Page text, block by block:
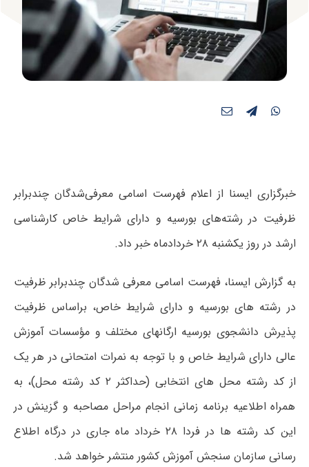
خبرگزاری ایسنا از اعلام فهرست اسامی معرفی‌شدگان چندبرابر
ظرفیت در رشته‌های بورسیه و دارای شرایط خاص کارشناسی
ارشد در روز یکشنبه ۲۸ خردادماه خبر داد.
به گزارش ایسنا، فهرست اسامی معرفی شدگان چندبرابر ظرفیت
در رشته های بورسیه و دارای شرایط خاص، براساس ظرفیت
پذیرش دانشجوی بورسیه ارگانهای مختلف و مؤسسات آموزش
عالی دارای شرایط خاص و با توجه به نمرات امتحانی در هر یک
از کد رشته محل های انتخابی (حداکثر ۲ کد رشته محل)، به
همراه اطلاعیه برنامه زمانی انجام مراحل مصاحبه و گزینش در
این‌ کد رشته ها در فردا ۲۸ خرداد ماه جاری در درگاه اطلاع
رسانی سازمان سنجش آموزش کشور منتشر خواهد شد.